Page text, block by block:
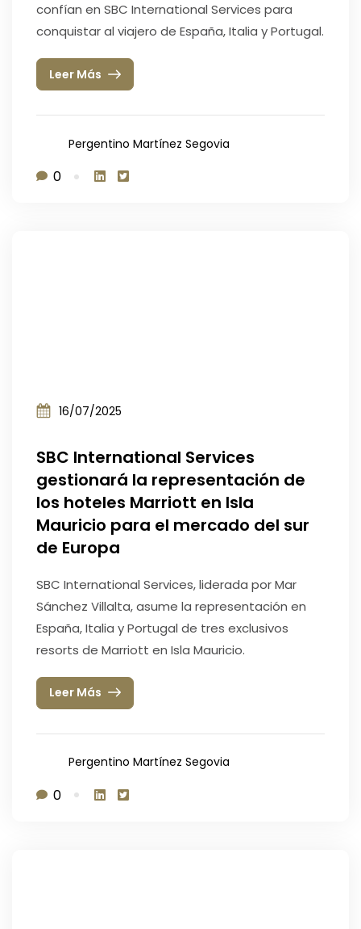
confían en SBC International Services para
conquistar al viajero de España, Italia y Portugal.
Leer Más
Pergentino Martínez Segovia
0
16/07/2025
SBC International Services
gestionará la representación de
los hoteles Marriott en Isla
Mauricio para el mercado del sur
de Europa
SBC International Services, liderada por Mar
Sánchez Villalta, asume la representación en
España, Italia y Portugal de tres exclusivos
resorts de Marriott en Isla Mauricio.
Leer Más
Pergentino Martínez Segovia
0